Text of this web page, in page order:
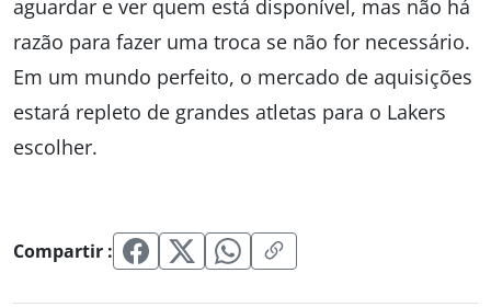
aguardar e ver quem está disponível, mas não há
razão para fazer uma troca se não for necessário.
Em um mundo perfeito, o mercado de aquisições
estará repleto de grandes atletas para o Lakers
escolher.
Compartir :